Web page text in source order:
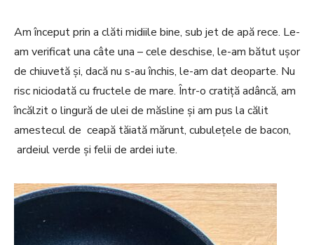
Am început prin a clăti midiile bine, sub jet de apă rece. Le-
am verificat una câte una – cele deschise, le-am bătut ușor
de chiuvetă și, dacă nu s-au închis, le-am dat deoparte. Nu
risc niciodată cu fructele de mare. Într-o cratiță adâncă, am
încălzit o lingură de ulei de măsline și am pus la călit
amestecul de ceapă tăiată mărunt, cubulețele de bacon,
ardeiul verde și felii de ardei iute.